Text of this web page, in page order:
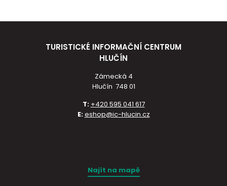
TURISTICKÉ INFORMAČNÍ CENTRUM
HLUČÍN
Zámecká 4
Hlučín 748 01
T: +420 595 041 617
E:eshop@ic-hlucin.cz
Najít na mapě